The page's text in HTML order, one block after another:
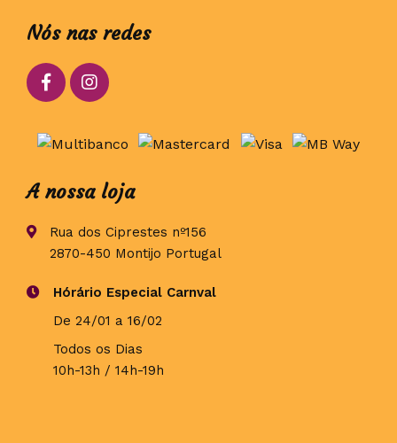
Nós nas redes
A nossa loja
Rua dos Ciprestes nº156
2870-450 Montijo Portugal
Hórário Especial Carnval
De 24/01 a 16/02
Todos os Dias
10h-13h / 14h-19h